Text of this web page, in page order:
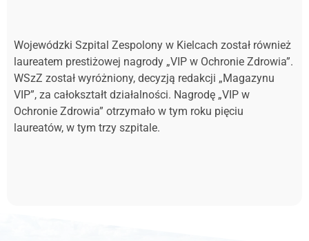
Wojewódzki Szpital Zespolony w Kielcach został również
laureatem prestiżowej nagrody „VIP w Ochronie Zdrowia”.
WSzZ został wyróżniony, decyzją redakcji „Magazynu
VIP”, za całokształt działalności. Nagrodę „VIP w
Ochronie Zdrowia” otrzymało w tym roku pięciu
laureatów, w tym trzy szpitale.